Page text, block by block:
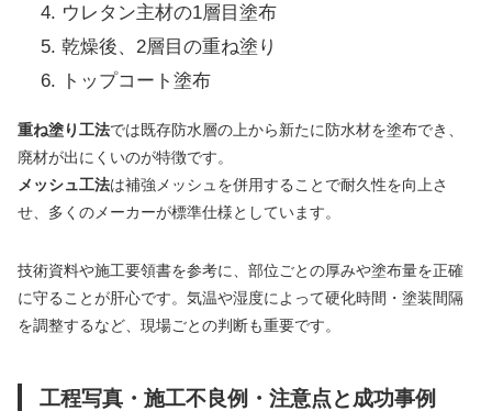
ウレタン主材の1層目塗布
乾燥後、2層目の重ね塗り
トップコート塗布
重ね塗り工法では既存防水層の上から新たに防水材を塗布でき、
廃材が出にくいのが特徴です。
メッシュ工法は補強メッシュを併用することで耐久性を向上さ
せ、多くのメーカーが標準仕様としています。
技術資料や施工要領書を参考に、部位ごとの厚みや塗布量を正確
に守ることが肝心です。気温や湿度によって硬化時間・塗装間隔
を調整するなど、現場ごとの判断も重要です。
工程写真・施工不良例・注意点と成功事例